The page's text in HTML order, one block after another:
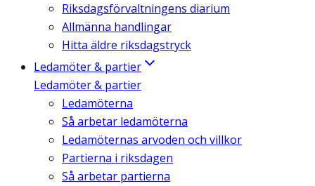
Riksdagsförvaltningens diarium
Allmänna handlingar
Hitta äldre riksdagstryck
Ledamöter & partier
Ledamöter & partier
Ledamöterna
Så arbetar ledamöterna
Ledamöternas arvoden och villkor
Partierna i riksdagen
Så arbetar partierna